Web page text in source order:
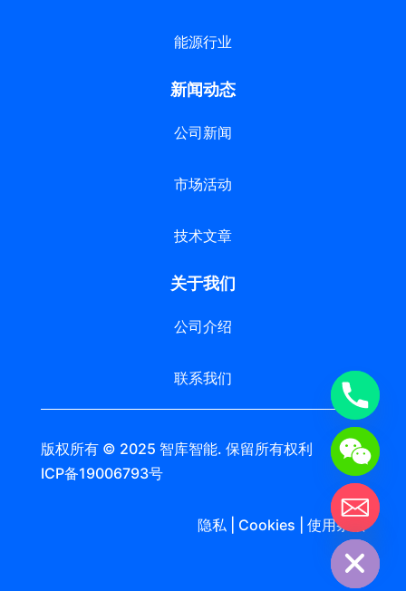
能源行业
新闻动态
公司新闻
市场活动
技术文章
关于我们
公司介绍
联系我们
版权所有 © 2025 智库智能. 保留所有权利 苏
ICP备19006793号
隐私 | Cookies | 使用条款
Hide
chaty